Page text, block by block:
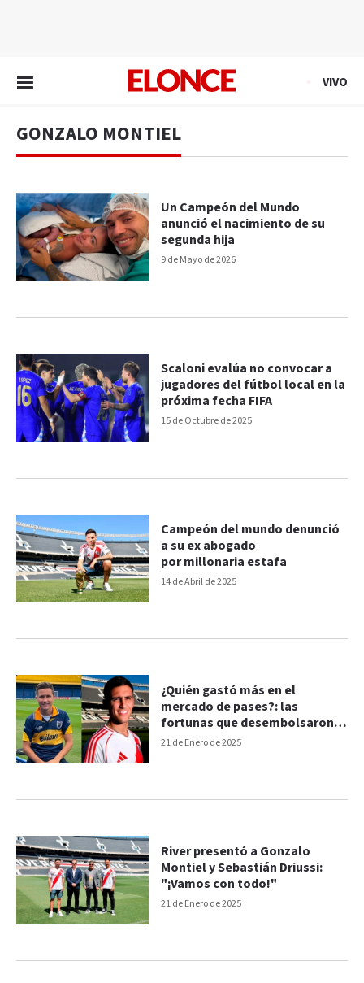
VIVO
GONZALO MONTIEL
9 de Mayo de 2026
Un Campeón del Mundo
anunció el nacimiento de su
segunda hija
15 de Octubre de 2025
Scaloni evalúa no convocar a
jugadores del fútbol local en la
próxima fecha FIFA
14 de Abril de 2025
Campeón del mundo denunció
a su ex abogado
por millonaria estafa
21 de Enero de 2025
¿Quién gastó más en el
mercado de pases?: las
fortunas que desembolsaron
Boca y River
21 de Enero de 2025
River presentó a Gonzalo
Montiel y Sebastián Driussi:
"¡Vamos con todo!"